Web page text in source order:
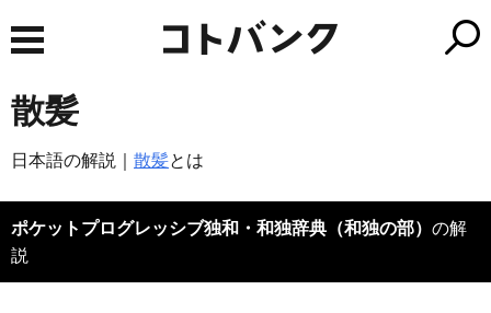
散髪
日本語の解説｜ 散髪とは
ポケットプログレッシブ独和・和独辞典（和独の部） の解
説